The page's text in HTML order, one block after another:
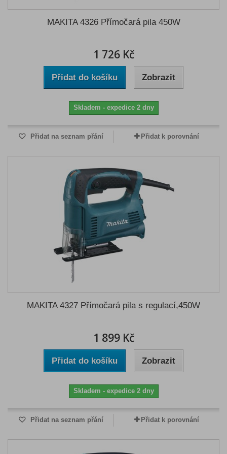
MAKITA 4326 Přímočará pila 450W
1 726 Kč
Přidat do košíku Zobrazit
Skladem - expedice 2 dny
Přidat na seznam přání Přidat k porovnání
MAKITA 4327 Přímočará pila s regulací,450W
1 899 Kč
Přidat do košíku Zobrazit
Skladem - expedice 2 dny
Přidat na seznam přání Přidat k porovnání